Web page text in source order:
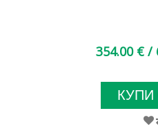
354.00 € /
КУПИ